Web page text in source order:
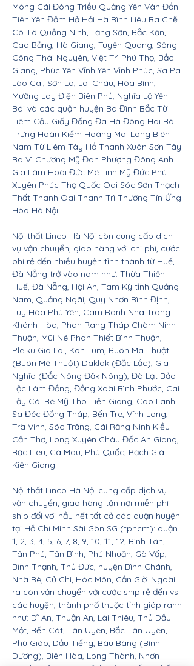
Móng Cái Đông Triều Quảng Yên Vân Đồn
Tiên Yên Đầm Hả Hải Hà Bình Liêu Ba Chẽ
Cô Tô Quảng Ninh, Lạng Sơn, Bắc Kạn,
Cao Bằng, Hà Giang, Tuyên Quang, Sông
Công Thái Nguyên, Việt Trì Phú Thọ, Bắc
Giang, Phúc Yên Vĩnh Yên Vĩnh Phúc, Sa Pa
Lào Cai, Sơn La, Lai Châu, Hòa Bình,
Mường Lay Điện Biên Phủ, Nghĩa Lộ Yên
Bái và các quận huyện Ba Đình Bắc Từ
Liêm Cầu Giấy Đống Đa Hà Đông Hai Bà
Trưng Hoàn Kiếm Hoàng Mai Long Biên
Nam Từ Liêm Tây Hồ Thanh Xuân Sơn Tây
Ba Vì Chương Mỹ Đan Phượng Đông Anh
Gia Lâm Hoài Đức Mê Linh Mỹ Đức Phú
Xuyên Phúc Thọ Quốc Oai Sóc Sơn Thạch
Thất Thanh Oai Thanh Trì Thường Tín Ứng
Hòa Hà Nội.
Nội thất Linco Hà Nội còn cung cấp dịch
vụ vận chuyển, giao hàng với chi phí, cước
phí rẻ đến nhiều huyện tỉnh thành từ Huế,
Đà Nẵng trở vào nam như: Thừa Thiên
Huế, Đà Nẵng, Hội An, Tam Kỳ tỉnh Quảng
Nam, Quảng Ngãi, Quy Nhơn Bình Định,
Tuy Hòa Phú Yên, Cam Ranh Nha Trang
Khánh Hòa, Phan Rang Tháp Chàm Ninh
Thuận, Mũi Né Phan Thiết Bình Thuận,
Pleiku Gia Lai, Kon Tum, Buôn Ma Thuột
(Buôn Mê Thuột) Daklak (Đắc Lắc), Gia
Nghĩa (Đắc Nông Đăk Nông), Đà Lạt Bảo
Lộc Lâm Đồng, Đồng Xoài Bình Phước, Cai
Lậy Cái Bè Mỹ Tho Tiền Giang, Cao Lãnh
Sa Đéc Đồng Tháp, Bến Tre, Vĩnh Long,
Trà Vinh, Sóc Trăng, Cái Răng Ninh Kiều
Cần Thơ, Long Xuyên Châu Đốc An Giang,
Bạc Liêu, Cà Mau, Phú Quốc, Rạch Giá
Kiên Giang.
Nội thất Linco Hà Nội cung cấp dịch vụ
vận chuyển, giao hàng tận nơi miễn phí
ship đối với hầu hết tất cả các quận huyện
tại Hồ Chí Minh Sài Gòn SG (tphcm): quận
1, 2, 3, 4, 5, 6, 7, 8, 9, 10, 11, 12, Bình Tân,
Tân Phú, Tân Bình, Phú Nhuận, Gò Vấp,
Bình Thạnh, Thủ Đức, huyện Bình Chánh,
Nhà Bè, Củ Chi, Hóc Môn, Cần Giờ. Ngoài
ra còn vận chuyển với cước ship rẻ đến vs
các huyện, thành phố thuộc tỉnh giáp ranh
như: Dĩ An, Thuận An, Lái Thiêu, Thủ Dầu
Một, Bến Cát, Tân Uyên, Bắc Tân Uyên,
Phú Giáo, Dầu Tiếng, Bàu Bàng (Bình
Dương), Biên Hòa, Long Thành, Nhơn